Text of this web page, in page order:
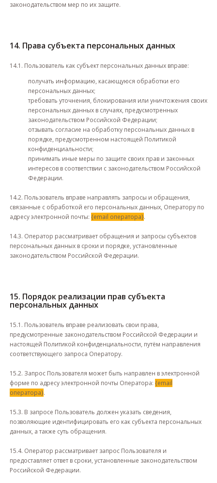
законодательством мер по их защите.
14. Права субъекта персональных данных
14.1. Пользователь как субъект персональных данных вправе:
получать информацию, касающуюся обработки его
персональных данных;
требовать уточнения, блокирования или уничтожения своих
персональных данных в случаях, предусмотренных
законодательством Российской Федерации;
отзывать согласие на обработку персональных данных в
порядке, предусмотренном настоящей Политикой
конфиденциальности;
принимать иные меры по защите своих прав и законных
интересов в соответствии с законодательством Российской
Федерации.
14.2. Пользователь вправе направлять запросы и обращения,
связанные с обработкой его персональных данных, Оператору по
адресу электронной почты: {email оператора}.
14.3. Оператор рассматривает обращения и запросы субъектов
персональных данных в сроки и порядке, установленные
законодательством Российской Федерации.
15. Порядок реализации прав субъекта
персональных данных
15.1. Пользователь вправе реализовать свои права,
предусмотренные законодательством Российской Федерации и
настоящей Политикой конфиденциальности, путём направления
соответствующего запроса Оператору.
15.2. Запрос Пользователя может быть направлен в электронной
форме по адресу электронной почты Оператора: {email
оператора}.
15.3. В запросе Пользователь должен указать сведения,
позволяющие идентифицировать его как субъекта персональных
данных, а также суть обращения.
15.4. Оператор рассматривает запрос Пользователя и
предоставляет ответ в сроки, установленные законодательством
Российской Федерации.
КОНТАКТЫ
mosspecstroy2014@ya.ru
г. Москва, Дорожная улица, 21